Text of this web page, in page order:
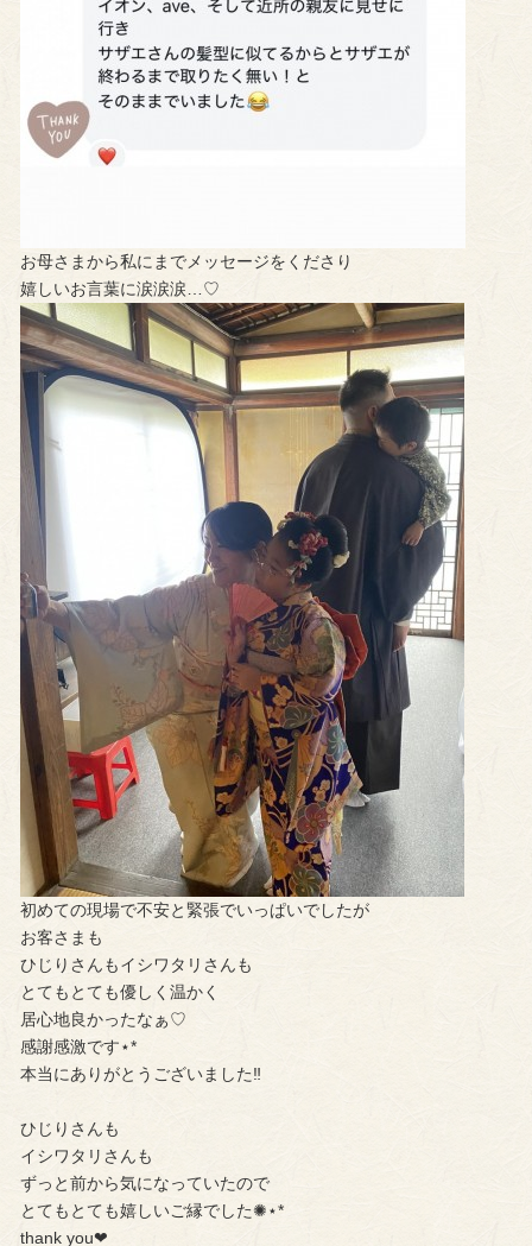
お母さまから私にまでメッセージをくださり
嬉しいお言葉に涙涙涙…♡
初めての現場で不安と緊張でいっぱいでしたが
お客さまも
ひじりさんもイシワタリさんも
とてもとても優しく温かく
居心地良かったなぁ♡
感謝感激です⋆*
本当にありがとうございました‼︎
ひじりさんも
イシワタリさんも
ずっと前から気になっていたので
とてもとても嬉しいご縁でした✺⋆*
thank you❤︎